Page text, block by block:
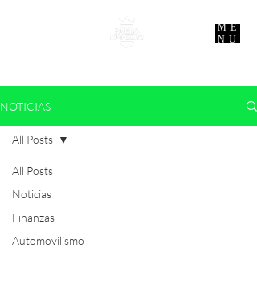
ME
NU
NOTICIAS
All Posts
Noticias
Finanzas
Automovilismo
All Posts